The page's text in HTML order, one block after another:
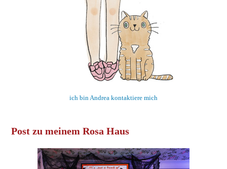
ich bin Andrea kontaktiere mich
Post zu meinem Rosa Haus